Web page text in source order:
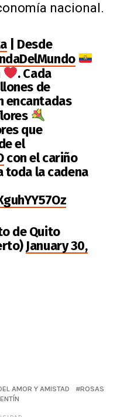
nacional.
| Desde
. Cada
de
encantadas
que
el
con el cariño
toda la cadena
de Quito
January 30,
AMOR Y AMISTAD
ROSAS